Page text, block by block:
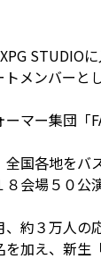
STUDIO
メンバーと
マー集団「
全国各地をバ
会場５０公
、約３万人の
加え、新生